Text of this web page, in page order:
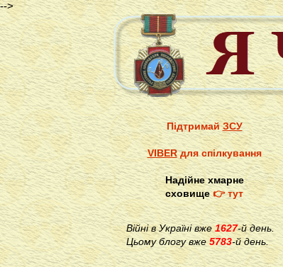
-->
ПідтримайЗСУ
VIBERдля спілкування
Надійне хмарне
сховище👉 тут
Війні в Україні вже1627-й день.
Цьому блогу вже 5783-й день.